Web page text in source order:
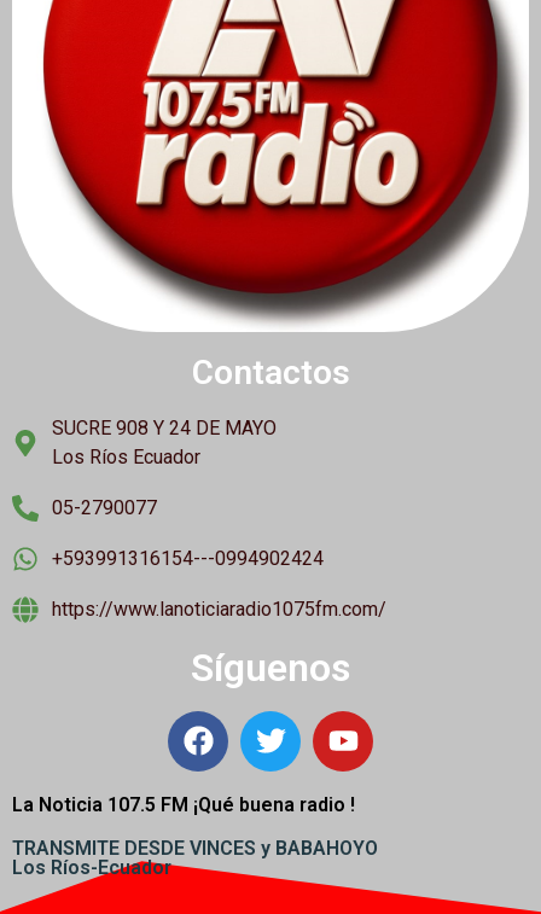
Contactos
SUCRE 908 Y 24 DE MAYO
Los Ríos Ecuador
05-2790077
+593991316154---0994902424
https://www.lanoticiaradio1075fm.com/
Síguenos
La Noticia 107.5 FM ¡Qué buena radio !
TRANSMITE DESDE VINCES y BABAHOYO
Los Ríos-Ecuador